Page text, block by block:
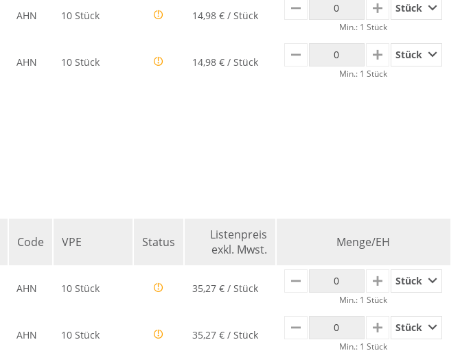
AHN 10 Stück 14,98 € / Stück MINUS PLUSStück
Min.: 1 Stück
AHN 10 Stück 14,98 € / Stück MINUS PLUSStück
Min.: 1 Stück
Code VPE Status
Listenpreis
exkl. Mwst.
Menge/EH
AHN 10 Stück 35,27 € / Stück MINUS PLUSStück
Min.: 1 Stück
AHN 10 Stück 35,27 € / Stück MINUS PLUSStück
Min.: 1 Stück